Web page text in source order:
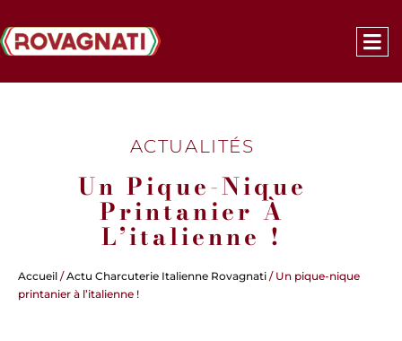
ACTUALITÉS
Un Pique-Nique
Printanier À
L’italienne !
Accueil /Actu Charcuterie Italienne Rovagnati / Un pique-nique
printanier à l’italienne !